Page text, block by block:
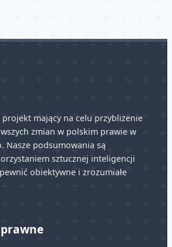
mający na celu przybliżenie
zmian w polskim prawie w
Nasze podsumowania są
sztucznej inteligencji
obiektywne i zrozumiałe